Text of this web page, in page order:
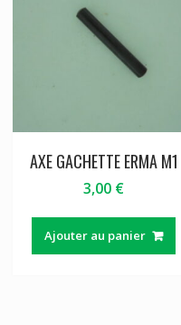
AXE GACHETTE ERMA M1
3,00 €
Ajouter au panier